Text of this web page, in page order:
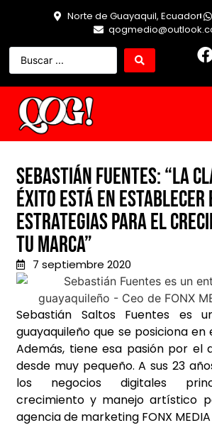
Norte de Guayaquil, Ecuador
Sebastián Fuentes: “La
éxito está en establecer
estrategias para el
tu marca”
7 septiembre 2020
Sebastián Saltos Fuentes es
guayaquileño que se posiciona en
Además, tiene esa pasión por el
desde muy pequeño. A sus 23
los negocios digitales
crecimiento y manejo artístico
agencia de marketing FONX MEDIA